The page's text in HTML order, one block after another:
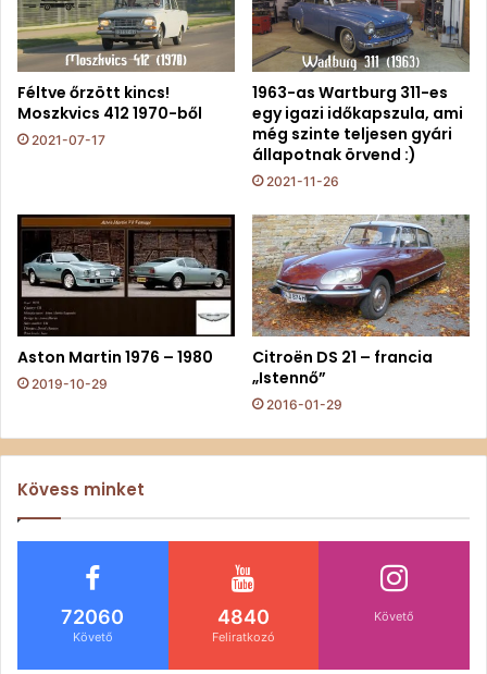
Féltve őrzött kincs!
Moszkvics 412 1970-ből
2021-07-17
1963-as Wartburg 311-es
egy igazi időkapszula, ami
még szinte teljesen gyári
állapotnak örvend :)
2021-11-26
Aston Martin 1976 – 1980
2019-10-29
Citroën DS 21 – francia
„Istennő”
2016-01-29
Kövess minket
72060
Követő
4840
Feliratkozó
Követő